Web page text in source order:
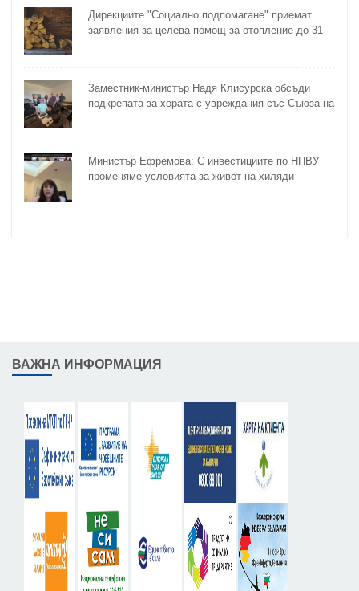
Дирекциите "Социално подпомагане" приемат
заявления за целева помощ за отопление до 31
Заместник-министър Надя Клисурска обсъди
подкрепата за хората с увреждания със Съюза на
Министър Ефремова: С инвестициите по НПВУ
променяме условията за живот на хиляди
ВАЖНА ИНФОРМАЦИЯ